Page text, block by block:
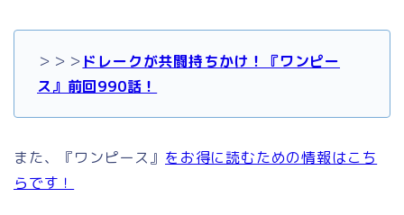
＞＞＞ ドレークが共闘持ちかけ！『ワンピー
ス』前回990話！
また、『ワンピース』 をお得に読むための情報はこち
らです！